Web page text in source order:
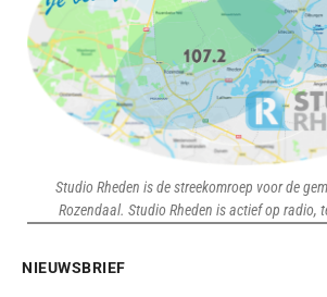
Studio Rheden is de streekomroep voor de
Rozendaal. Studio Rheden is actief op radio,
NIEUWSBRIEF